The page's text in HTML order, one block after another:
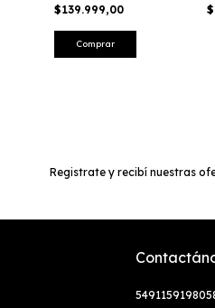
$139.999,00
Comprar
Registrate y recibí nuestras